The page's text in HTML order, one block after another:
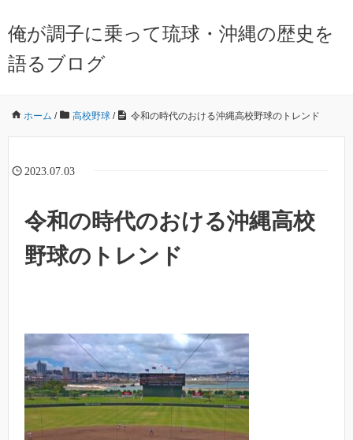
俺が調子に乗って琉球・沖縄の歴史を
語るブログ
ホーム / 高校野球 / 令和の時代のおける沖縄高校野球のトレンド
2023.07.03
令和の時代のおける沖縄高校
野球のトレンド